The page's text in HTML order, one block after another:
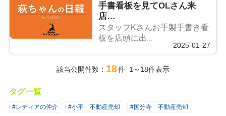
手書看板を見てOLさん来
店…
スタッフKさんお手製手書き看
板を店頭に出...
2025-01-27
該当公開件数： 18件 1～18件表示
タグ一覧
#レディアの仲介 #小平 不動産売却 #国分寺 不動産売却